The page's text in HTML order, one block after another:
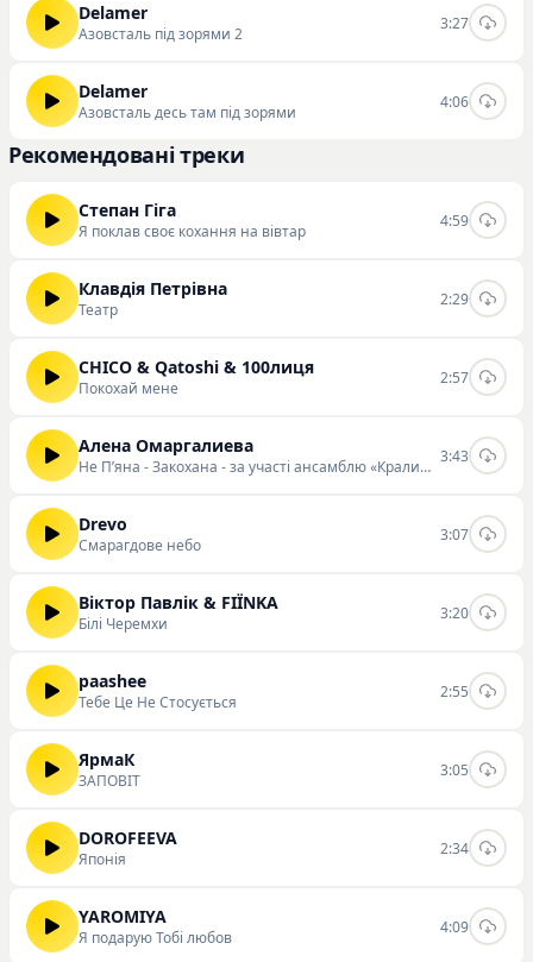
Delamer
Азовсталь під зорями 2
3:27
Delamer
Азовсталь десь там під зорями
4:06
Рекомендовані треки
Степан Гіга
Я поклав своє кохання на вівтар
4:59
Клавдія Петрівна
Театр
2:29
CHICO & Qatoshi & 100лиця
Покохай мене
2:57
Алена Омаргалиева
Не Пʼяна - Закохана - за участі ансамблю «Кралиця»
3:43
Drevo
Смарагдове небо
3:07
Віктор Павлік & FIЇNKA
Білі Черемхи
3:20
paashee
Тебе Це Не Стосується
2:55
ЯрмаК
ЗАПОВІТ
3:05
DOROFEEVA
Японія
2:34
YAROMIYA
Я подарую Тобі любов
4:09